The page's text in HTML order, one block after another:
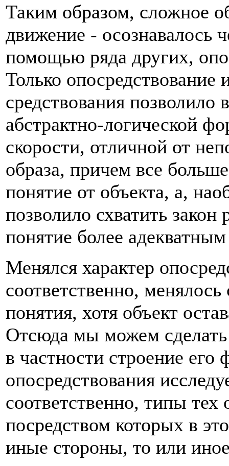
Таким образом, сложное
движение - осознавалось
помощью ряда других,
Только
средствования позволило
абстрактно-логической
скорости, отличной от
образа, причем все
понятие от объекта, а,
позволило схва­тить
понятие более
Менялся характер
соответственно,
понятия, хотя объект
Отсюда мы можем сделать
в частности строение
опосред­ствования
соответственно, типы
посредством которых в
иные стороны, то или